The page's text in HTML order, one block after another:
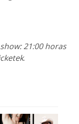
21:00 horas
.